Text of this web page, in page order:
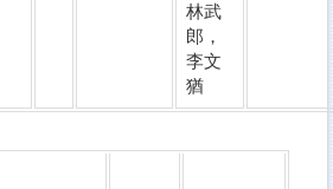
林武
郎，
李文
猶